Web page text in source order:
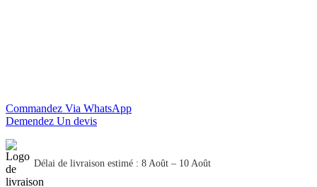
Commandez Via WhatsApp
Demendez Un devis
Délai de livraison estimé : 8 Août – 10 Août